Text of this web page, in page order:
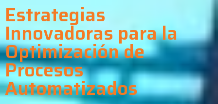
Estrategias
Innovadoras para la
Optimización de
Procesos
Automatizados​